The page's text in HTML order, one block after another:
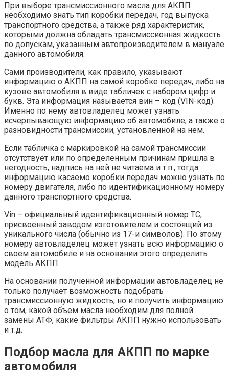
При выборе трансмиссионного масла для АКПП
необходимо знать тип коробки передач, год выпуска
транспортного средства, а также ряд характеристик,
которыми должна обладать трансмиссионная жидкость
по допускам, указанным автопроизводителем в мануале
данного автомобиля.
Сами производители, как правило, указывают
информацию о АКПП на самой коробке передач, либо на
кузове автомобиля в виде табличек с набором цифр и
букв. Эта информация называется вин – код (VIN-код).
Именно по нему автовладелец может узнать
исчерпывающую информацию об автомобиле, а также о
разновидности трансмиссии, установленной на нем.
Если табличка с маркировкой на самой трансмиссии
отсутствует или по определенным причинам пришла в
негодность, надпись на ней не читаема и т.п., тогда
информацию касаемо коробки передач можно узнать по
номеру двигателя, либо по идентификационному номеру
данного транспортного средства.
Vin – официальный идентификационный номер ТС,
присвоенный заводом изготовителем и состоящий из
уникального числа (обычно из 17-и символов). По этому
номеру автовладелец может узнать всю информацию о
своем автомобиле и на основании этого определить
модель АКПП.
На основании полученной информации автовладелец не
только получает возможность подобрать
трансмиссионную жидкость, но и получить информацию
о том, какой объем масла необходим для полной
замены АТФ, какие фильтры АКПП нужно использовать
и т.д.
Подбор масла для АКПП по марке
автомобиля